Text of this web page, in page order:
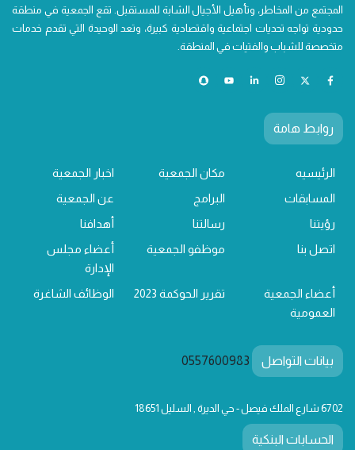
المجتمع من المخاطر، وتأهيل الأجيال الشابة للمستقبل. تقع الجمعية في منطقة
حدودية تواجه تحديات اجتماعية واقتصادية كبيرة، وتعد الوحيدة التي تقدم خدمات
متخصصة للشباب والفتيات في المنطقة.
روابط هامة
الرئيسيه مكان الجمعية
اخبار الجمعية
المسابقات
البرامج
عن الجمعية
رؤيتنا
رسالتنا
أهدافنا
اتصل بنا
موظفو الجمعية
أعضاء مجلس
الإدارة
أعضاء الجمعية
العمومية
تقرير الحوكمة 2023 الوظائف الشاغرة
بيانات التواصل 0557600983
6702 شارع الملك فيصل - حي الديرة , السليل 18651
الحسابات البنكية